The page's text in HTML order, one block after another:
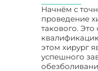
Начнём с
проведение
такового.
этом хирург
успешного